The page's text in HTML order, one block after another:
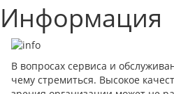
Информация
В вопросах сервиса и
чему стремиться. Высокое